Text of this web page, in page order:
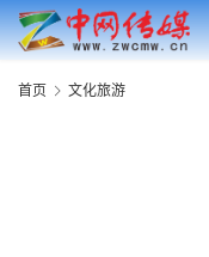
首页 文化旅游